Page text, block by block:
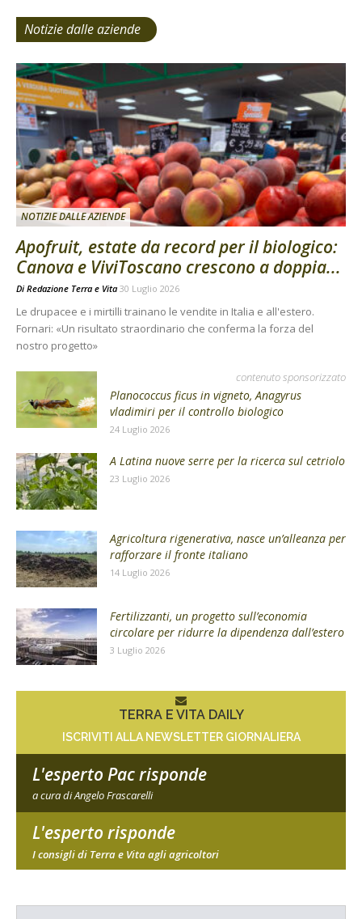
Notizie dalle aziende
NOTIZIE DALLE AZIENDE
Apofruit, estate da record per il biologico:
Canova e ViviToscano crescono a doppia...
Di Redazione Terra e Vita 30 Luglio 2026
Le drupacee e i mirtilli trainano le vendite in Italia e all'estero.
Fornari: «Un risultato straordinario che conferma la forza del
nostro progetto»
contenuto sponsorizzato
Planococcus ficus in vigneto, Anagyrus
vladimiri per il controllo biologico
24 Luglio 2026
A Latina nuove serre per la ricerca sul cetriolo
23 Luglio 2026
Agricoltura rigenerativa, nasce un’alleanza per
rafforzare il fronte italiano
14 Luglio 2026
Fertilizzanti, un progetto sull’economia
circolare per ridurre la dipendenza dall’estero
3 Luglio 2026
TERRA E VITA DAILY
ISCRIVITI ALLA NEWSLETTER GIORNALIERA
L'esperto Pac risponde
a cura di Angelo Frascarelli
L'esperto risponde
I consigli di Terra e Vita agli agricoltori